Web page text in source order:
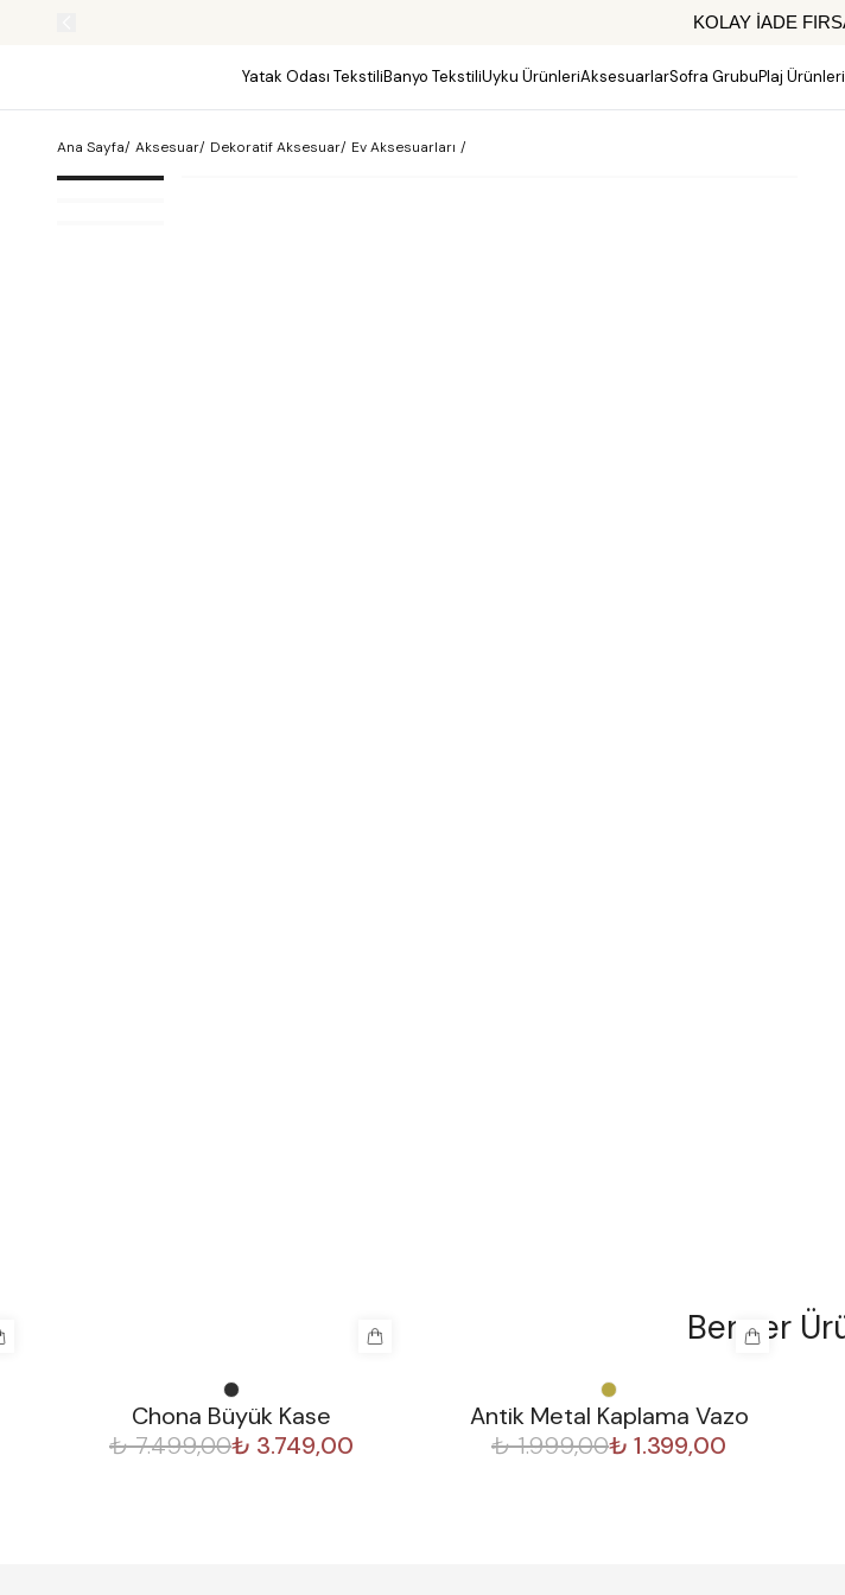
KOLAY İADE
Yatak Odası TekstiliBanyo TekstiliUyku ÜrünleriAksesuarlarSofra GrubuPlaj Ürünleri
Ana Sayfa/ Aksesuar/ Dekoratif Aksesuar/ Ev Aksesuarları /
Benzer
Chona Büyük Kase
₺ 7.499,00₺ 3.749,00
Antik Metal Kaplama Vazo
₺ 1.999,00₺ 1.399,00